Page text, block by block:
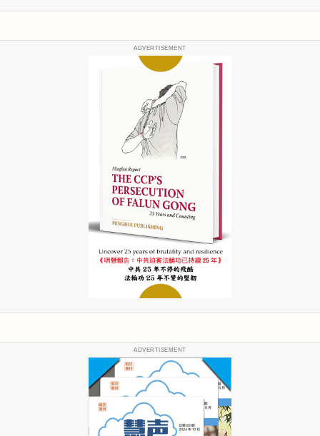
ADVERTISEMENT
ADVERTISEMENT